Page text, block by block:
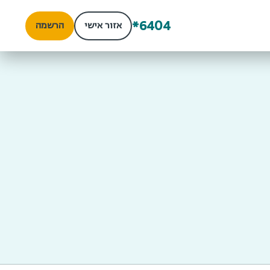
*6404 אזור אישי הרשמה